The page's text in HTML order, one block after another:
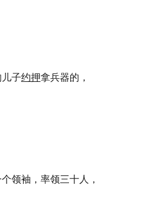
子约押拿兵器的，
领袖，率领三十人，